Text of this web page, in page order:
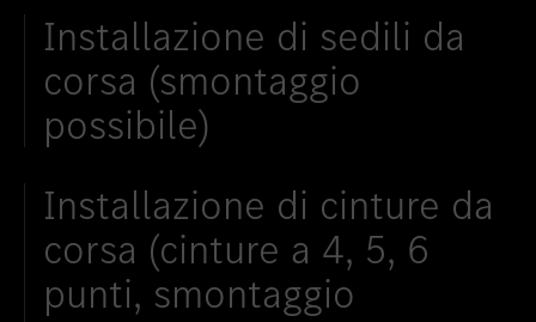
Installazione di sedili da
corsa (smontaggio
possibile)
Installazione di cinture da
corsa (cinture a 4, 5, 6
punti, smontaggio